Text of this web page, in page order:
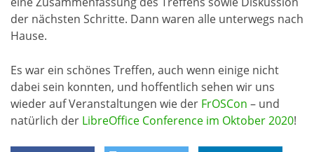
der nächsten Schritte. Dann waren alle unterwegs nach
Hause.
Es war ein schönes Treffen, auch wenn einige nicht
dabei sein konnten, und hoffentlich sehen wir uns
wieder auf Veranstaltungen wie der FrOSCon – und
natürlich der LibreOffice Conference im Oktober 2020!